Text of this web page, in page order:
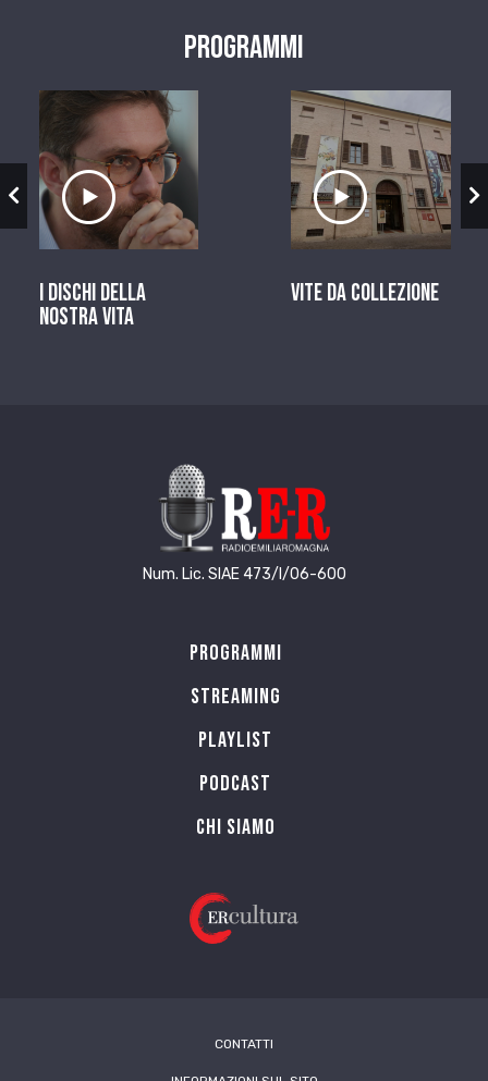
Programmi
Ascolta il servizio
I dischi della
nostra vita
Ascolta il
Vite da Collezione
Num. Lic. SIAE 473/I/06-600
Programmi
Streaming
Playlist
PODCAST
Chi siamo
CONTATTI